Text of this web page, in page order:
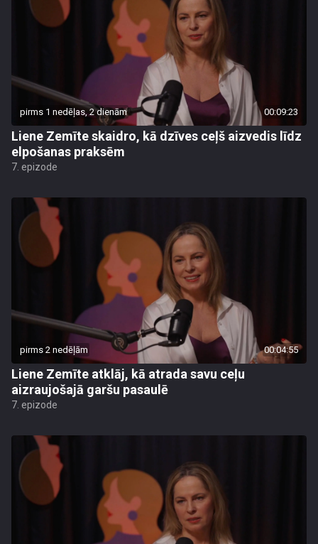
pirms 1 nedēļas, 2 dienām 00:09:23
Liene Zemīte skaidro, kā dzīves ceļš aizvedis līdz
elpošanas praksēm
7. epizode
pirms 2 nedēļām 00:04:55
Liene Zemīte atklāj, kā atrada savu ceļu
aizraujošajā garšu pasaulē
7. epizode